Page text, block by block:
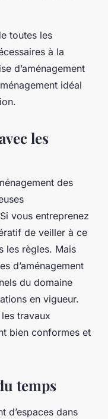
toutes les
à la
d’aménagement
idéal
les
des
vous entreprenez
de veiller à ce
les règles. Mais
d’aménagement
du domaine
en vigueur.
travaux
bien conformes et
temps
d’espaces dans